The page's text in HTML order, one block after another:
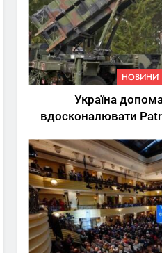
НОВИНИ
Україна
вдосконалювати